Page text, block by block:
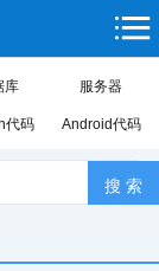
库 服务器
代码 Android代码